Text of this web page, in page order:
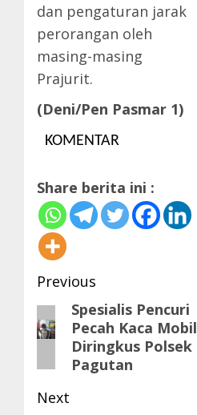
dan pengaturan jarak
perorangan oleh
masing-masing
Prajurit.
(Deni/Pen Pasmar 1)
KOMENTAR
Share berita ini :
Post
navigation
Previous
Previous
post:
Spesialis Pencuri
Pecah Kaca Mobil
Diringkus Polsek
Pagutan
Next